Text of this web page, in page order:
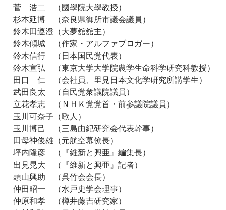
菅 浩二 （國學院大學教授）
杉本延博 （奈良県御所市議会議員）
鈴木田遵澄（大夢舘舘主）
鈴木傾城 （作家・アルファブロガー）
鈴木信行 （日本国民党代表）
鈴木宣弘 （東京大学大学院農学生命科学研究科教授）
田口 仁 （会社員、里見日本文化学研究所講学生）
武田良太 （自民党衆議院議員）
立花孝志 （ＮＨＫ党党首・前参議院議員）
玉川可奈子（歌人）
玉川博己 （三島由紀研究会代表幹事）
田母神俊雄（元航空幕僚長）
坪内隆彦 （『維新と興亜』編集長）
出見晃大 （『維新と興亜』記者）
頭山興助 （呉竹会会長）
仲田昭一 （水戸史学会理事）
仲原和孝 （樽井藤吉研究家）